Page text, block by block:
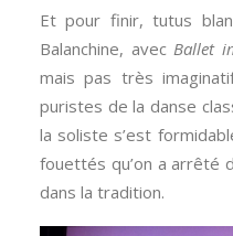
Et pour finir, tutus
Balanchine, avecBallet
mais pas très
puristes de la danse
la soliste s’est
fouettés qu’on a arrêté
dans la tradition.